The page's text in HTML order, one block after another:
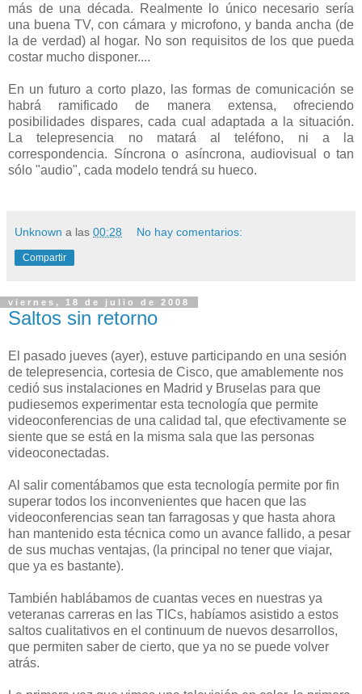
más de una década. Realmente lo único necesario sería
una buena TV, con cámara y microfono, y banda ancha (de
la de verdad) al hogar. No son requisitos de los que pueda
costar mucho disponer....
En un futuro a corto plazo, las formas de comunicación se
habrá ramificado de manera extensa, ofreciendo
posibilidades dispares, cada cual adaptada a la situación.
La telepresencia no matará al teléfono, ni a la
correspondencia. Síncrona o asíncrona, audiovisual o tan
sólo "audio", cada modelo tendrá su hueco.
Unknown a las 00:28 No hay comentarios:
Compartir
viernes, 18 de julio de 2008
Saltos sin retorno
El pasado jueves (ayer), estuve participando en una sesión
de telepresencia, cortesia de Cisco, que amablemente nos
cedió sus instalaciones en Madrid y Bruselas para que
pudiesemos experimentar esta tecnología que permite
videoconferencias de una calidad tal, que efectivamente se
siente que se está en la misma sala que las personas
videoconectadas.
Al salir comentábamos que esta tecnología permite por fin
superar todos los inconvenientes que hacen que las
videoconferencias sean tan farragosas y que hasta ahora
han mantenido esta técnica como un avance fallido, a pesar
de sus muchas ventajas, (la principal no tener que viajar,
que ya es bastante).
También hablábamos de cuantas veces en nuestras ya
veteranas carreras en las TICs, habíamos asistido a estos
saltos cualitativos en el continuum de nuevos desarrollos,
que permiten saber de cierto, que ya no se puede volver
atrás.